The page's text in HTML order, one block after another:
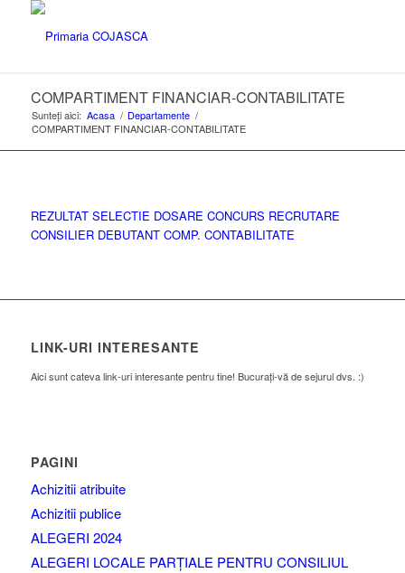
COMPARTIMENT FINANCIAR-CONTABILITATE
Sunteți aici: Acasa / Departamente /
COMPARTIMENT FINANCIAR-CONTABILITATE
REZULTAT SELECTIE DOSARE CONCURS RECRUTARE
CONSILIER DEBUTANT COMP. CONTABILITATE
LINK-URI INTERESANTE
Aici sunt cateva link-uri interesante pentru tine! Bucurați-vă de sejurul dvs. :)
PAGINI
Achizitii atribuite
Achizitii publice
ALEGERI 2024
ALEGERI LOCALE PARȚIALE PENTRU CONSILIUL